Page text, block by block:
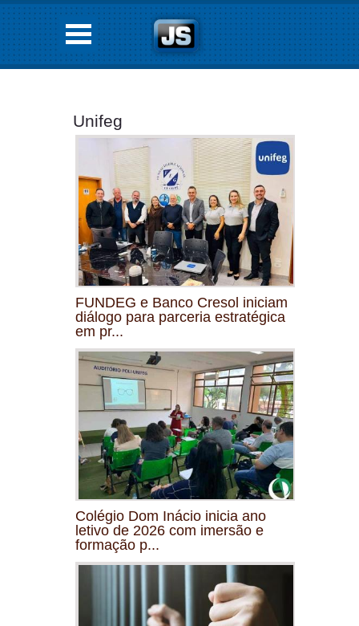
Unifeg
FUNDEG e Banco Cresol iniciam
diálogo para parceria estratégica
em pr...
Colégio Dom Inácio inicia ano
letivo de 2026 com imersão e
formação p...